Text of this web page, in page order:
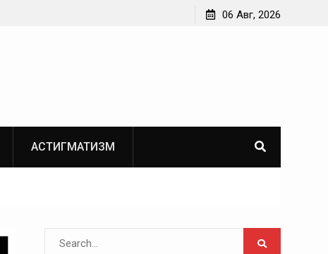
06 Авг, 2026
АСТИГМАТИЗМ
Search